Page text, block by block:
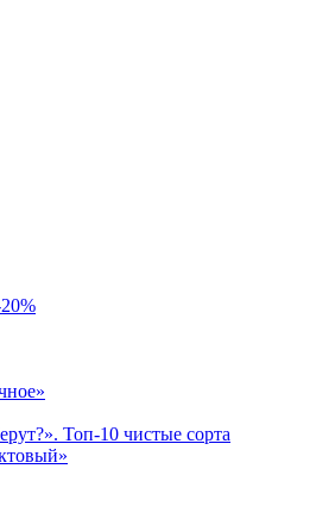
Топ-10 чистые сорта